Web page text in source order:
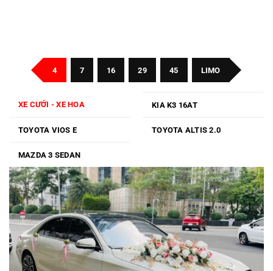
4 7 16 29 45 LIMO
XE CƯỚI - XE HOA KIA K3 16AT
TOYOTA VIOS E TOYOTA ALTIS 2.0
MAZDA 3 SEDAN